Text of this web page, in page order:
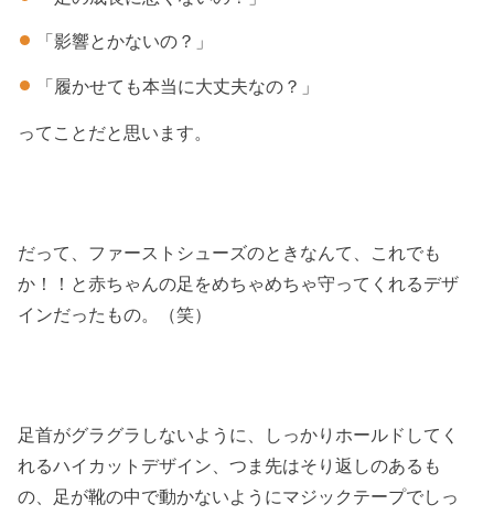
「影響とかないの？」
「履かせても本当に大丈夫なの？」
ってことだと思います。
だって、ファーストシューズのときなんて、これでも
か！！と赤ちゃんの足をめちゃめちゃ守ってくれるデザ
インだったもの。（笑）
足首がグラグラしないように、しっかりホールドしてく
れるハイカットデザイン、つま先はそり返しのあるも
の、足が靴の中で動かないようにマジックテープでしっ